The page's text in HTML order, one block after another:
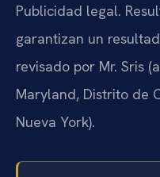
Publicidad legal.
garantizan un
revisado por Mr. Sris
Maryland, Distrito de
Nueva York).